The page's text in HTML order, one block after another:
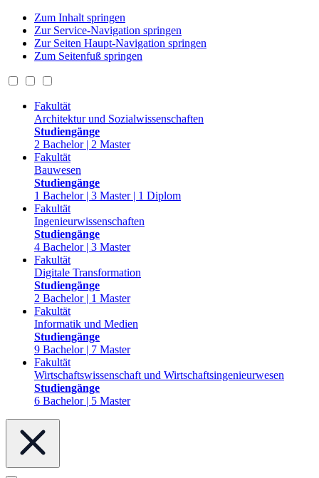
Zum Inhalt springen
Zur Service-Navigation springen
Zur Seiten Haupt-Navigation springen
Zum Seitenfuß springen
Fakultät
Architektur und Sozialwissenschaften
Studiengänge
2 Bachelor | 2 Master
Fakultät
Bauwesen
Studiengänge
1 Bachelor | 3 Master | 1 Diplom
Fakultät
Ingenieurwissenschaften
Studiengänge
4 Bachelor | 3 Master
Fakultät
Digitale Transformation
Studiengänge
2 Bachelor | 1 Master
Fakultät
Informatik und Medien
Studiengänge
9 Bachelor | 7 Master
Fakultät
Wirtschaftswissenschaft und Wirtschaftsingenieurwesen
Studiengänge
6 Bachelor | 5 Master